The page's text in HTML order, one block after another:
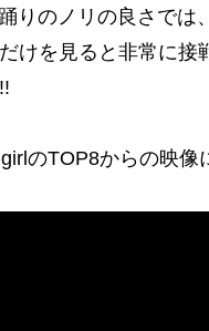
りのノリの良さでは
けを見ると非常に
のTOP8からの映像